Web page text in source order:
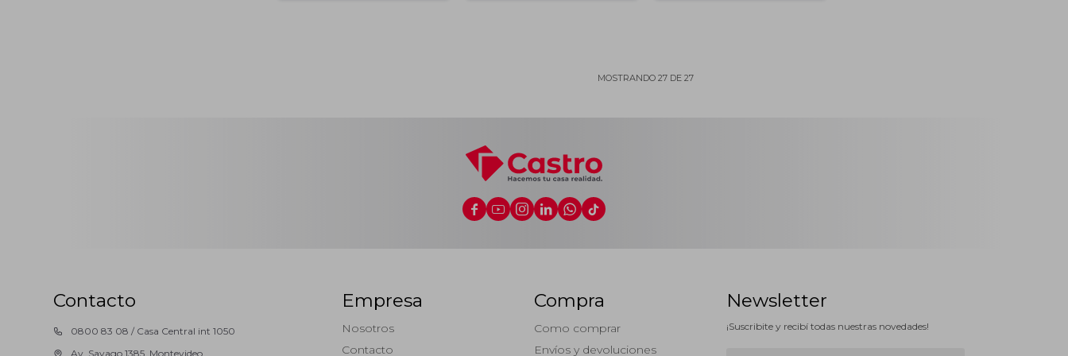
MOSTRANDO27 DE27
     
Contacto
0800 83 08 / Casa Central int 1050
Av. Sayago 1385, Montevideo
Empresa
Nosotros
Contacto
Compra
Como comprar
Envíos y devoluciones
Newsletter
¡Suscribite y recibí todas nuestras novedades!